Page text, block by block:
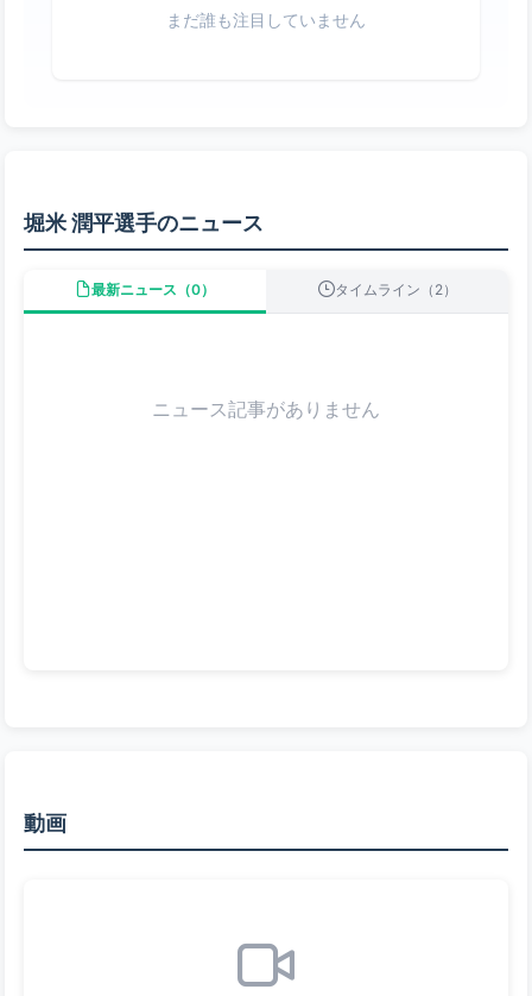
まだ誰も注目していません
堀米 潤平選手のニュース
最新ニュース（0） タイムライン（2）
ニュース記事がありません
動画